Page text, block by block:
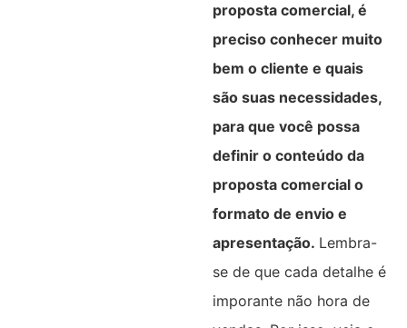
proposta comercial, é
preciso conhecer muito
bem o cliente e quais
são suas necessidades,
para que você possa
definir o conteúdo da
proposta comercial o
formato de envio e
apresentação. Lembra-
se de que cada detalhe é
imporante não hora de